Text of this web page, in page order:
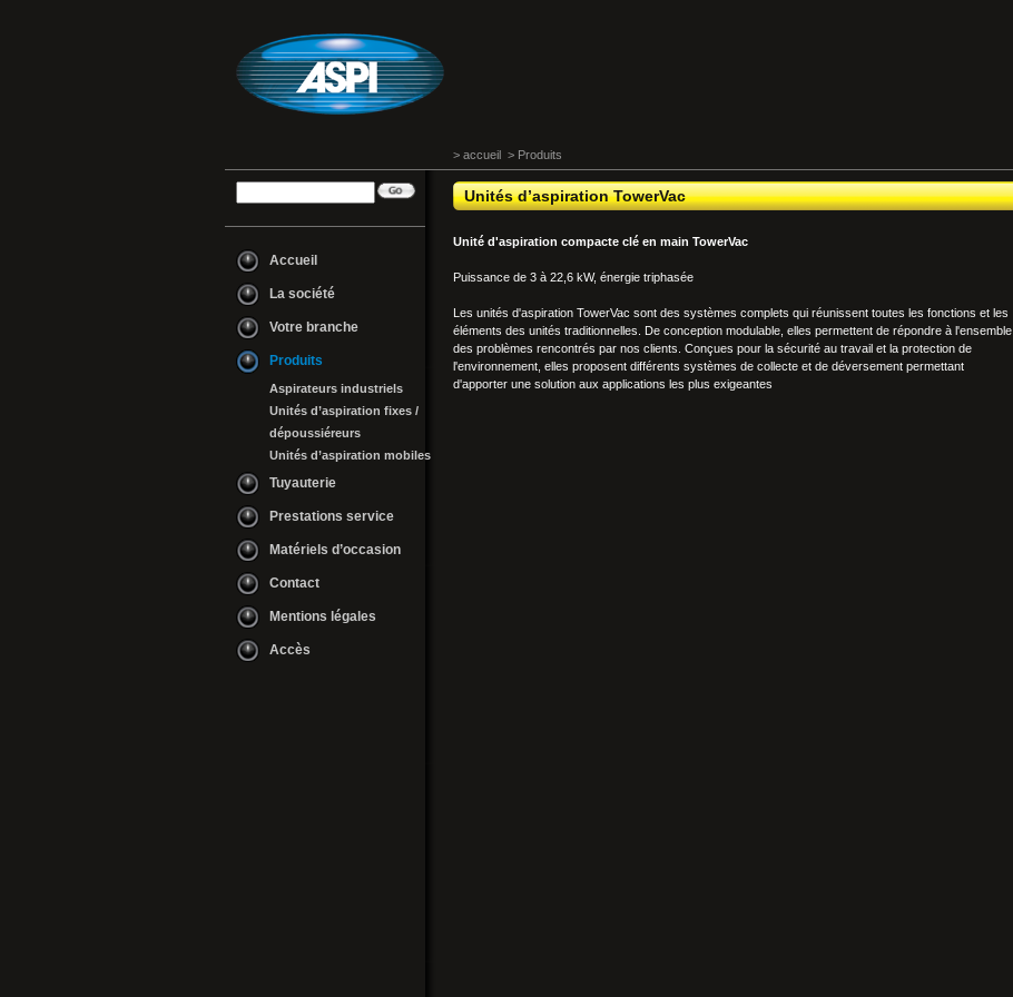
> accueil > Produits
Accueil
La société
Votre branche
Produits
Aspirateurs industriels
Unités d’aspiration fixes /
dépoussiéreurs
Unités d’aspiration mobiles
Tuyauterie
Prestations service
Matériels d’occasion
Contact
Mentions légales
Accès
Unités d’aspiration TowerVac
Unité d'aspiration compacte clé en main TowerVac
Puissance de 3 à 22,6 kW, énergie triphasée
Les unités d'aspiration TowerVac sont des systèmes complets qui réunissent toutes les fonctions et les
éléments des unités traditionnelles. De conception modulable, elles permettent de répondre à l'ensemble
des problèmes rencontrés par nos clients. Conçues pour la sécurité au travail et la protection de
l'environnement, elles proposent différents systèmes de collecte et de déversement permettant
d'apporter une solution aux applications les plus exigeantes